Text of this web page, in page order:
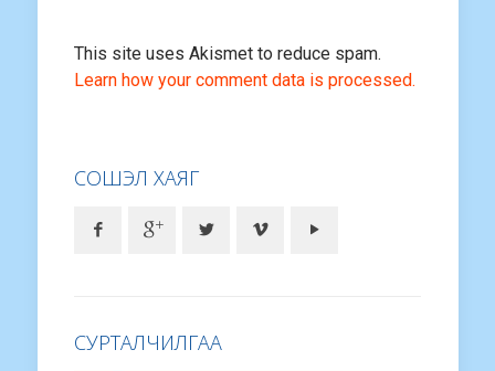
This site uses Akismet to reduce spam.
Learn how your comment data is processed.
СОШЭЛ ХАЯГ
СУРТАЛЧИЛГАА